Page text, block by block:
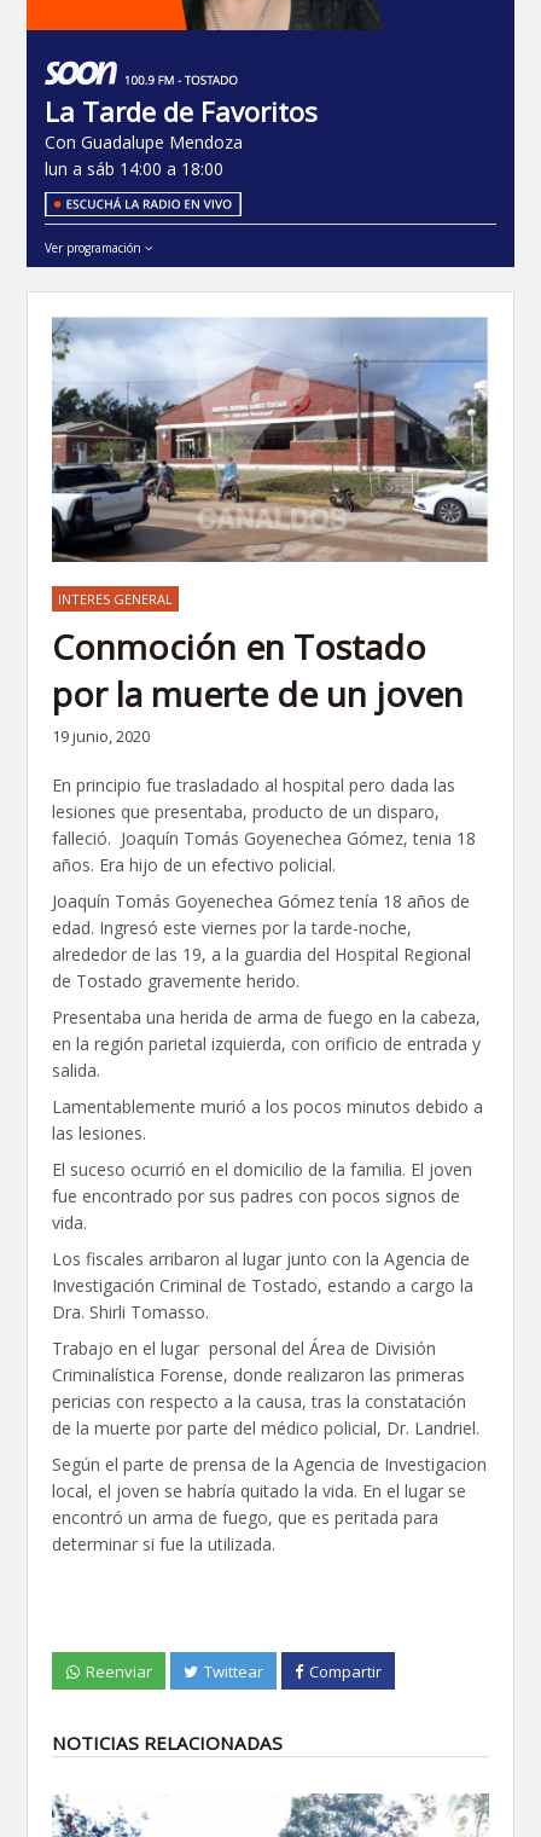
La Tarde de Favoritos
Con Guadalupe Mendoza
lun a sáb 14:00 a 18:00
Ver programación
INTERES GENERAL
Conmoción en Tostado
por la muerte de un joven
19 junio, 2020
En principio fue trasladado al hospital pero dada las
lesiones que presentaba, producto de un disparo,
falleció. Joaquín Tomás Goyenechea Gómez, tenia 18
años. Era hijo de un efectivo policial.
Joaquín Tomás Goyenechea Gómez tenía 18 años de
edad. Ingresó este viernes por la tarde-noche,
alrededor de las 19, a la guardia del Hospital Regional
de Tostado gravemente herido.
Presentaba una herida de arma de fuego en la cabeza,
en la región parietal izquierda, con orificio de entrada y
salida.
Lamentablemente murió a los pocos minutos debido a
las lesiones.
El suceso ocurrió en el domicilio de la familia. El joven
fue encontrado por sus padres con pocos signos de
vida.
Los fiscales arribaron al lugar junto con la Agencia de
Investigación Criminal de Tostado, estando a cargo la
Dra. Shirli Tomasso.
Trabajo en el lugar personal del Área de División
Criminalística Forense, donde realizaron las primeras
pericias con respecto a la causa, tras la constatación
de la muerte por parte del médico policial, Dr. Landriel.
Según el parte de prensa de la Agencia de Investigacion
local, el joven se habría quitado la vida. En el lugar se
encontró un arma de fuego, que es peritada para
determinar si fue la utilizada.
Reenviar Twittear Compartir
NOTICIAS RELACIONADAS